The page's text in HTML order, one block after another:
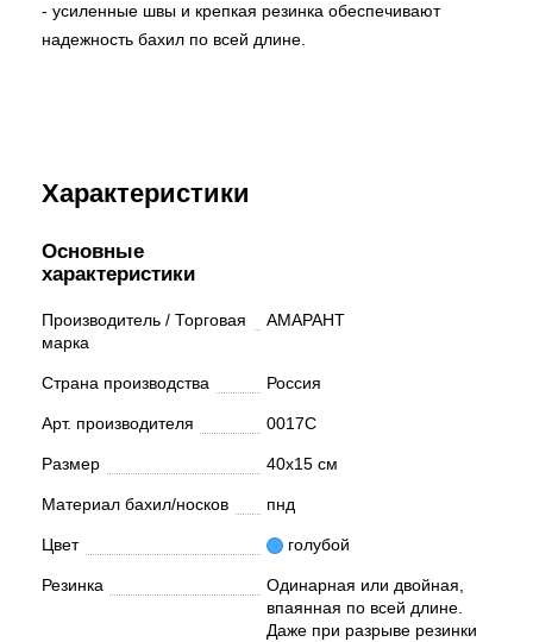
- усиленные швы и крепкая резинка обеспечивают
надежность бахил по всей длине.
Характеристики
Основные
характеристики
Производитель / Торговая
марка
АМАРАНТ
Страна производства Россия
Арт. производителя 0017С
Размер 40х15 см
Материал бахил/носков пнд
Цвет голубой
Резинка
Одинарная или двойная,
впаянная по всей длине.
Даже при разрыве резинки